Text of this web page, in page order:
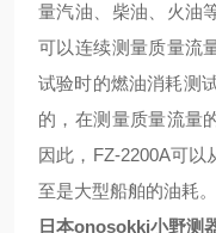
量汽油、柴油、火油
可以连续测量质量流
试验时的燃油消耗测
的，在测量质量流量
因此，FZ-2200A可
至是大型船舶的油耗。
日本onosokki小野测